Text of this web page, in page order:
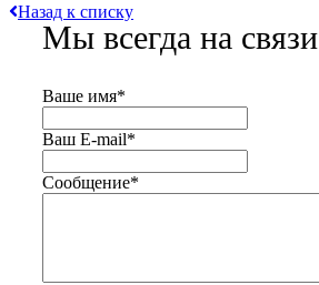
Назад к списку
Мы всегда на связи
Ваше имя*
Ваш E-mail*
Сообщение*